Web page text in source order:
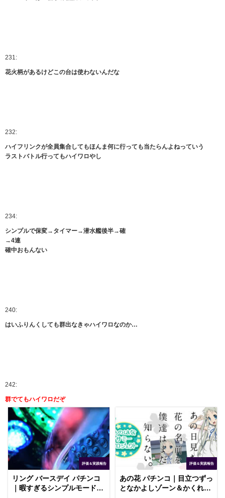
231:
花火柄があるけどこの台は使わないんだな
232:
ハイフリンクが全員集合してもほんま何に行っても当たらんよねっていう
ラストバトル行ってもハイワロやし
234:
シンプルで保変→タイマー→潜水艦後半→確
→4連
確中おもんない
240:
はいふりんくしても群出なきゃハイワロなのか…
242:
群でてもハイワロだぞ
評価＆実践報告
リング バースデイ パチンコ
｜暇すぎるシンプルモード、
評価＆実践報告
あの花 パチンコ｜目立つずっ
となかよしゾーン＆かくれん